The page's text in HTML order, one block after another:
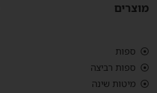
מוצרים
ספות
ספות רביצה
מיטות שינה